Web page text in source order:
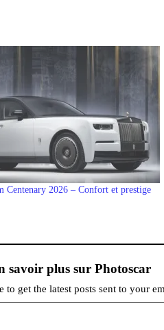
Centenary 2026 – Confort et prestige
savoir plus sur Photoscar
to get the latest posts sent to your